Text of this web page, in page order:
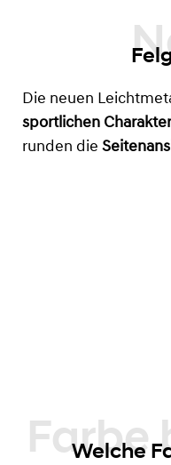
Die neuen
sportlichen Charakter
runden die
Farbe
Welche